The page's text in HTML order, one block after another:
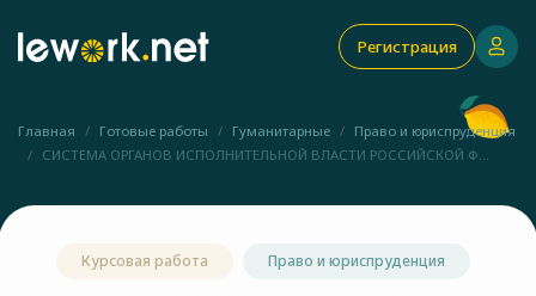
Регистрация
Главная Готовые работы Гуманитарные
Право и юриспруденция
СИСТЕМА ОРГАНОВ ИСПОЛНИТЕЛЬНОЙ ВЛАСТИ РОССИЙСКОЙ Ф...
Курсовая работа Право и юриспруденция